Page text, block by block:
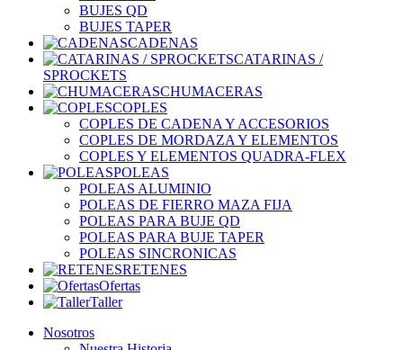
BUJES QD
BUJES TAPER
CADENAS
CATARINAS /
SPROCKETS
CHUMACERAS
COPLES
COPLES DE CADENA Y ACCESORIOS
COPLES DE MORDAZA Y ELEMENTOS
COPLES Y ELEMENTOS QUADRA-FLEX
POLEAS
POLEAS ALUMINIO
POLEAS DE FIERRO MAZA FIJA
POLEAS PARA BUJE QD
POLEAS PARA BUJE TAPER
POLEAS SINCRONICAS
RETENES
Ofertas
Taller
Nosotros